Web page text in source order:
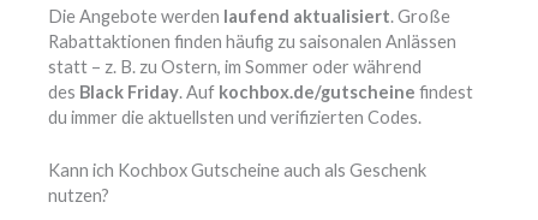
Die Angebote werden laufend aktualisiert. Große
Rabattaktionen finden häufig zu saisonalen Anlässen
statt – z. B. zu Ostern, im Sommer oder während
des Black Friday. Auf kochbox.de/gutscheine findest
du immer die aktuellsten und verifizierten Codes.
Kann ich Kochbox Gutscheine auch als Geschenk
nutzen?